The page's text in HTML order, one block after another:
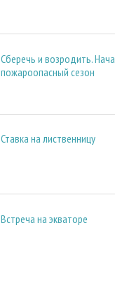
Сберечь и возродить.
пожароопасный сезон
Ставка на лиственницу
Встреча на экваторе